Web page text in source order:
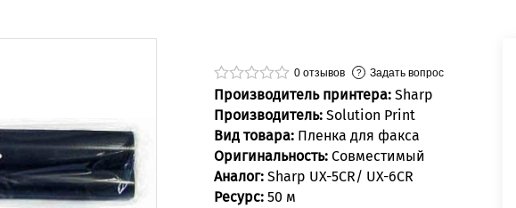
0 отзывов Задать вопрос
Производитель принтера: Sharp
Производитель: Solution Print
Вид товара: Пленка для факса
Оригинальность: Совместимый
Аналог: Sharp UX-5CR/ UX-6CR
Ресурс: 50 м